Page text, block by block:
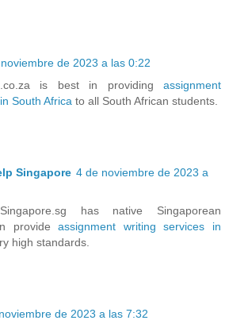
de 2023 a las 0:22
is best in providing assignment
South Africa to all South African students.
Singapore 4 de noviembre de 2023 a
has native Singaporean
provideassignment writing services in
high standards.
de 2023 a las 7:32